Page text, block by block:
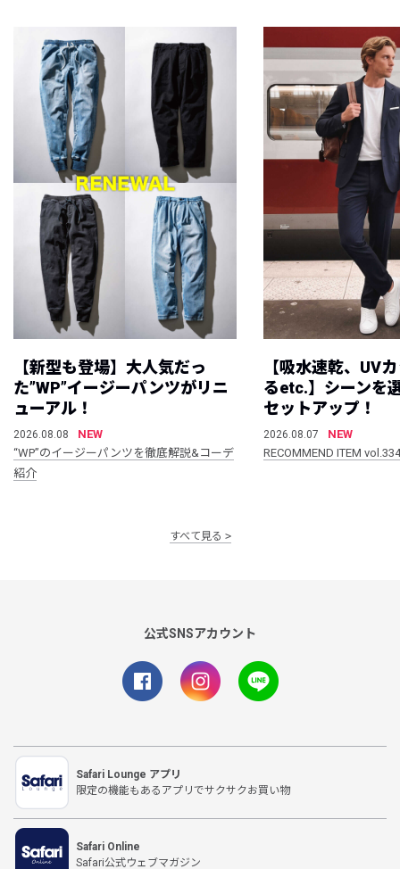
【新型も登場】大人気だっ
た”WP”イージーパンツがリニ
ューアル！
2026.08.08
NEW
“WP”のイージーパンツを徹底解説&コーデ
紹介
【吸水速乾、UV
るetc.】シーンを
セットアップ！
2026.08.07
NEW
RECOMMEND ITEM vol.334
すべて見る
公式SNSアカウント
Safari Lounge アプリ
限定の機能もあるアプリでサクサクお買い物
Safari Online
Safari公式ウェブマガジン